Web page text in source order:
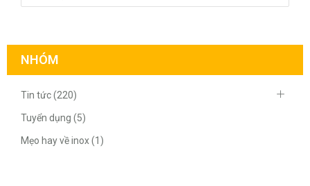
NHÓM
Tin tức (220)
Tuyển dụng (5)
Mẹo hay về inox (1)